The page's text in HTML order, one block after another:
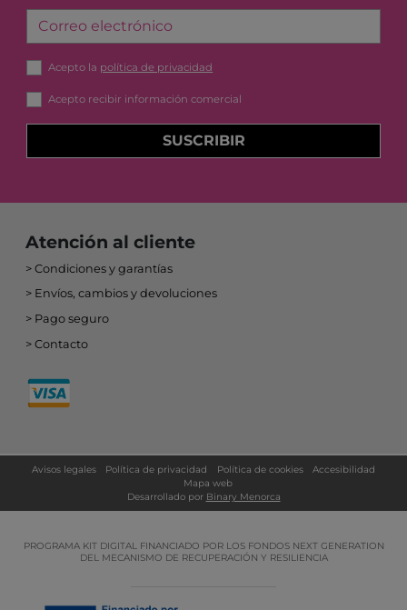
Correo electrónico
Acepto la política de privacidad
Acepto recibir información comercial
SUSCRIBIR
Atención al cliente
Condiciones y garantías
Envíos, cambios y devoluciones
Pago seguro
Contacto
Avisos legales Política de privacidad Política de cookies
Accesibilidad
Mapa web
Desarrollado por Binary Menorca
PROGRAMA KIT DIGITAL FINANCIADO POR LOS FONDOS NEXT GENERATION
DEL MECANISMO DE RECUPERACIÓN Y RESILIENCIA